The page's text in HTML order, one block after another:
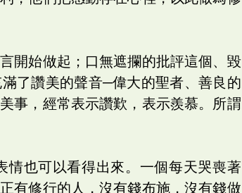
開始做起；口無遮攔的批評這個、毀
了讚美的聲音─偉大的聖者、善良的
事，經常表示讚歎，表示羨慕。所謂
情也可以看得出來。一個每天哭喪著
有修行的人，沒有錢布施，沒有錢做